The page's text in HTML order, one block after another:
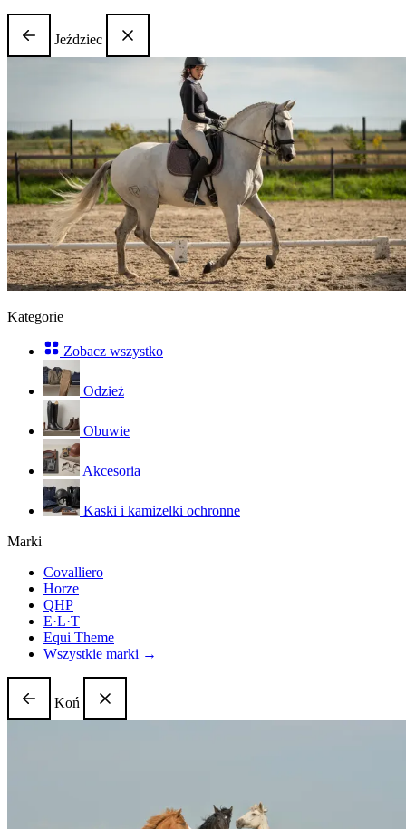
Jeździec
Kategorie
Zobacz wszystko
Odzież
Obuwie
Akcesoria
Kaski i kamizelki ochronne
Marki
Covalliero
Horze
QHP
E·L·T
Equi Theme
Wszystkie marki →
Koń